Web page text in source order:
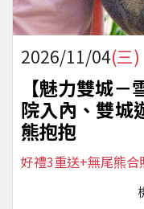
2026/11/04(三)
【魅力雙城
院入內、雙城
熊抱抱
好禮3重送+無尾熊合